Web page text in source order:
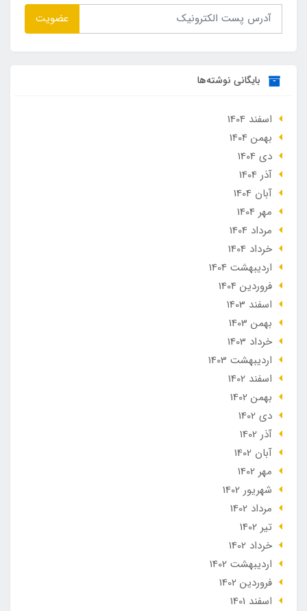
عضویت
بایگانی نوشته‌ها
اسفند 1404
بهمن 1404
دی 1404
آذر 1404
آبان 1404
مهر 1404
مرداد 1404
خرداد 1404
ارديبهشت 1404
فروردین 1404
اسفند 1403
بهمن 1403
خرداد 1403
ارديبهشت 1403
اسفند 1402
بهمن 1402
دی 1402
آذر 1402
آبان 1402
مهر 1402
شهریور 1402
مرداد 1402
تير 1402
خرداد 1402
ارديبهشت 1402
فروردین 1402
اسفند 1401